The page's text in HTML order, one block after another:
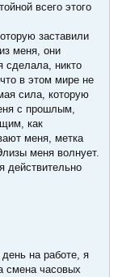
всего этого
заставили
меня, они
сделала, никто
в этом мире не
сила, которую
с прошлым,
как
меня, метка
меня волнует.
действительно
на работе, я
смена часовых